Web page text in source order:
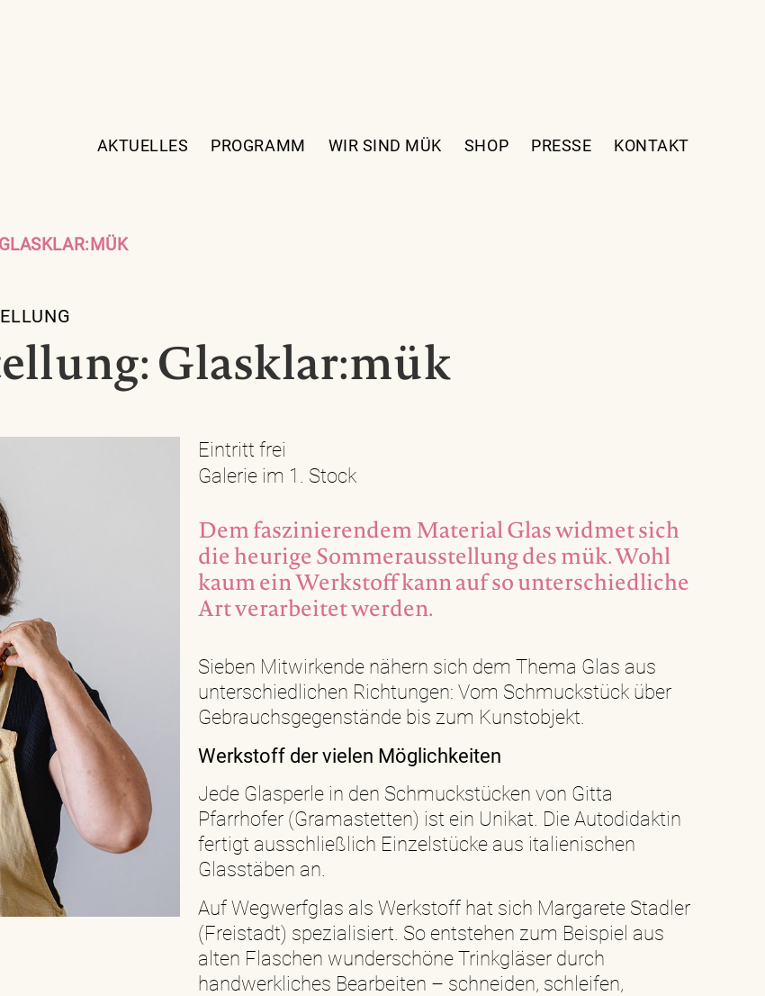
AKTUELLES PROGRAMM WIR SIND MÜK SHOP PRESSE KONTAKT
Glasklar:mük
Eintritt frei
Galerie im 1. Stock
Dem faszinierendem Material Glas widmet sich
die heurige Sommerausstellung des mük. Wohl
kaum ein Werkstoff kann auf so unterschiedliche
Art verarbeitet werden.
Sieben Mitwirkende nähern sich dem Thema Glas aus
unterschiedlichen Richtungen: Vom Schmuckstück über
Gebrauchsgegenstände bis zum Kunstobjekt.
Werkstoff der vielen Möglichkeiten
Jede Glasperle in den Schmuckstücken von Gitta
Pfarrhofer (Gramastetten) ist ein Unikat. Die Autodidaktin
fertigt ausschließlich Einzelstücke aus italienischen
Glasstäben an.
Auf Wegwerfglas als Werkstoff hat sich Margarete Stadler
(Freistadt) spezialisiert. So entstehen zum Beispiel aus
alten Flaschen wunderschöne Trinkgläser durch
handwerkliches Bearbeiten – schneiden, schleifen,